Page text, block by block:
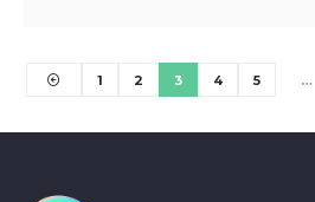
1 2 3 4 5 …